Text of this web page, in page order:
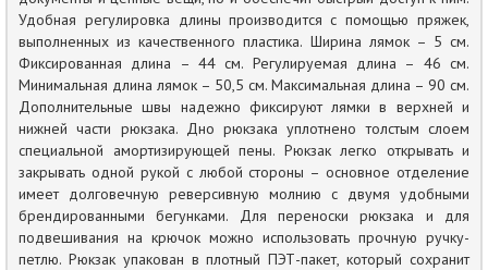
Удобная регулировка длины производится с помощью пряжек,
выполненных из качественного пластика. Ширина лямок – 5 см.
Фиксированная длина – 44 см. Регулируемая длина – 46 см.
Минимальная длина лямок – 50,5 см. Максимальная длина – 90 см.
Дополнительные швы надежно фиксируют лямки в верхней и
нижней части рюкзака. Дно рюкзака уплотнено толстым слоем
специальной амортизирующей пены. Рюкзак легко открывать и
закрывать одной рукой с любой стороны – основное отделение
имеет долговечную реверсивную молнию с двумя удобными
брендированными бегунками. Для переноски рюкзака и для
подвешивания на крючок можно использовать прочную ручку-
петлю. Рюкзак упакован в плотный ПЭТ-пакет, который сохранит